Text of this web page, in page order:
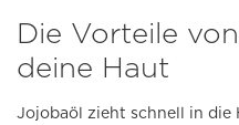
Die Vorteile
deine Haut
Jojobaöl zieht schnell in die